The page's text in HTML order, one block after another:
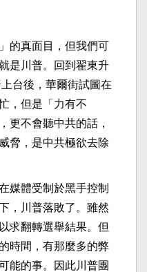
的真面目，但我們可
是川普。回到翟東升
台後，華爾街試圖在
，但是「力有不
更不會聽中共的話，
脅，是中共極欲去除
媒體受制於黑手控制
，川普落敗了。雖然
求翻轉選舉結果。但
時間，有那麼多的弊
能的事。因此川普團